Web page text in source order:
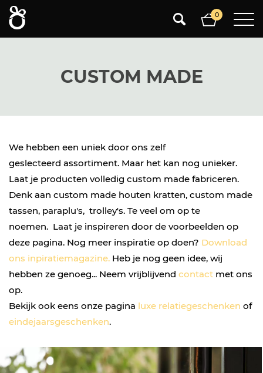
0
CUSTOM MADE
We hebben een uniek door ons zelf
geslecteerd assortiment. Maar het kan nog unieker.
Laat je producten volledig custom made fabriceren.
Denk aan custom made houten kratten, custom made
tassen, paraplu's, trolley's. Te veel om op te
noemen. Laat je inspireren door de voorbeelden op
deze pagina. Nog meer inspiratie op doen? Download
ons inpiratiemagazine. Heb je nog geen idee, wij
hebben ze genoeg... Neem vrijblijvend contact met ons
op.
Bekijk ook eens onze pagina luxe relatiegeschenken of
eindejaarsgeschenken.
0